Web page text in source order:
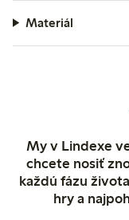
Materiál
My v Lindexe
chcete nosiť
každú fázu
hry a